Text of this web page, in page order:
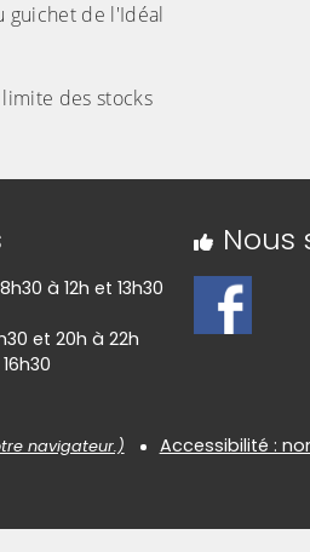
guichet de l'Idéal
des stocks
à 12h et 13h30
et 20h à 22h
Nous
navigateur.)
Accessibilité :